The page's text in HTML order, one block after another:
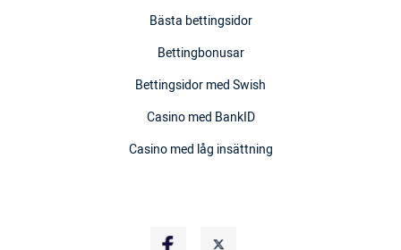
Bästa bettingsidor
Bettingbonusar
Bettingsidor med Swish
Casino med BankID
Casino med låg insättning